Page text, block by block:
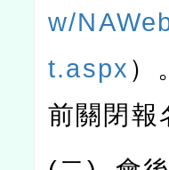
w/
t.aspx ）
前關閉報